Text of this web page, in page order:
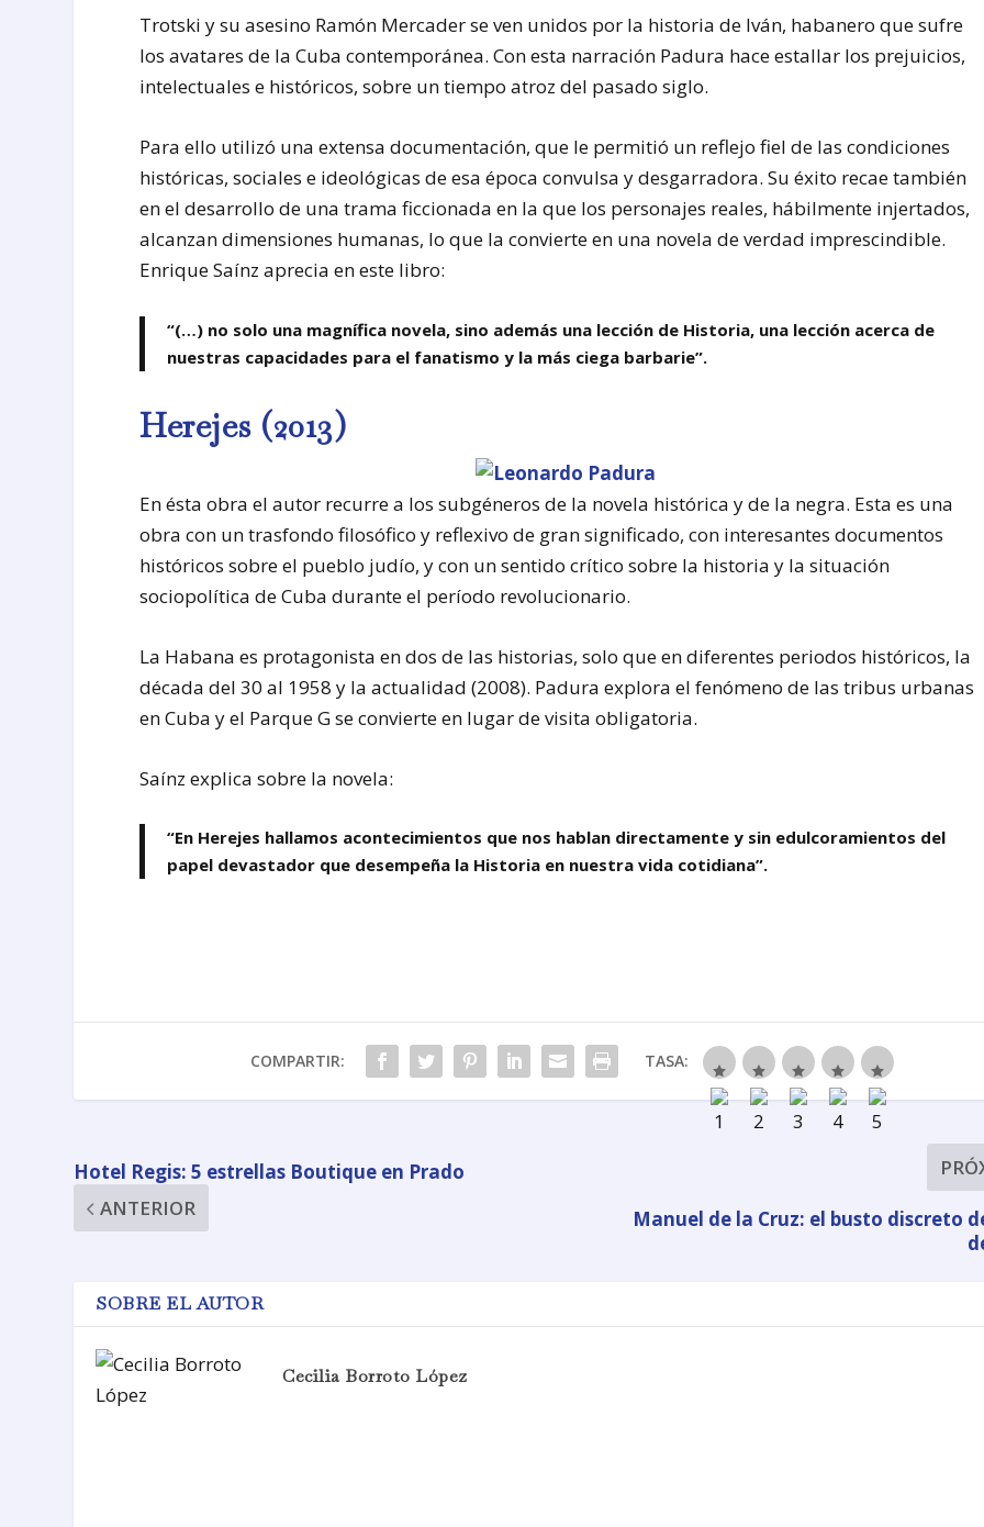
Trotski y su asesino Ramón Mercader se ven unidos por la historia de Iván, habanero que sufre
los avatares de la Cuba contemporánea. Con esta narración Padura hace estallar los prejuicios,
intelectuales e históricos, sobre un tiempo atroz del pasado siglo.
Para ello utilizó una extensa documentación, que le permitió un reflejo fiel de las condiciones
históricas, sociales e ideológicas de esa época convulsa y desgarradora. Su éxito recae también
en el desarrollo de una trama ficcionada en la que los personajes reales, hábilmente injertados,
alcanzan dimensiones humanas, lo que la convierte en una novela de verdad imprescindible.
Enrique Saínz aprecia en este libro:
“(…) no solo una magnífica novela, sino además una lección de Historia, una lección acerca de
nuestras capacidades para el fanatismo y la más ciega barbarie”.
Herejes (2013)
En ésta obra el autor recurre a los subgéneros de la novela histórica y de la negra. Esta es una
obra con un trasfondo filosófico y reflexivo de gran significado, con interesantes documentos
históricos sobre el pueblo judío, y con un sentido crítico sobre la historia y la situación
sociopolítica de Cuba durante el período revolucionario.
La Habana es protagonista en dos de las historias, solo que en diferentes periodos históricos, la
década del 30 al 1958 y la actualidad (2008). Padura explora el fenómeno de las tribus urbanas
en Cuba y el Parque G se convierte en lugar de visita obligatoria.
Saínz explica sobre la novela:
“En Herejes hallamos acontecimientos que nos hablan directamente y sin edulcoramientos del
papel devastador que desempeña la Historia en nuestra vida cotidiana”.
COMPARTIR: TASA:
Hotel Regis: 5 estrellas Boutique en Prado
ANTERIOR
Manuel de la Cruz: el busto discreto
SOBRE EL AUTOR
Cecilia Borroto López